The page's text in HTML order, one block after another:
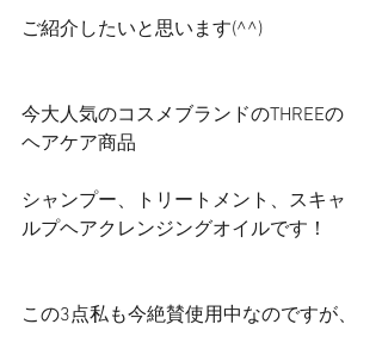
ご紹介したいと思います(^^)
今大人気のコスメブランドのTHREEの
ヘアケア商品
シャンプー、トリートメント、スキャ
ルプヘアクレンジングオイルです！
この3点私も今絶賛使用中なのですが、